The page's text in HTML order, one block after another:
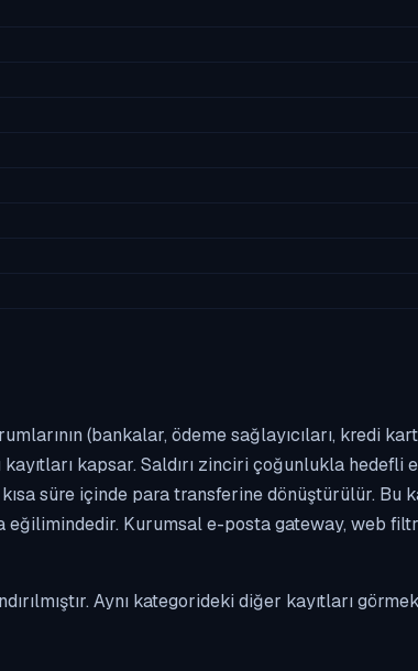
(bankalar, ödeme sağlayıcıları, kredi
kapsar. Saldırı zinciri çoğunlukla
süre içinde para transferine dönüştürülür.
eğilimindedir. Kurumsal e-posta gateway, web
Aynı kategorideki diğer kayıtları